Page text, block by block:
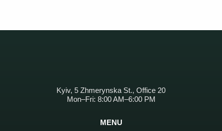
Kyiv, 5 Zhmerynska St., Office 20
Mon–Fri: 8:00 AM–6:00 PM
MENU